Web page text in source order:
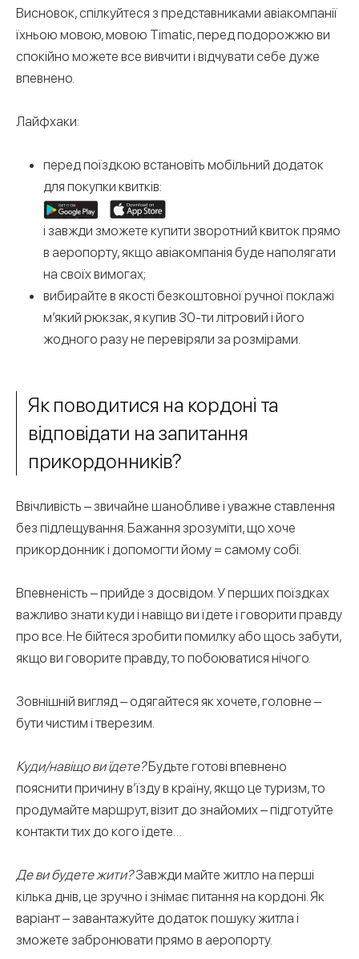
Висновок, спілкуйтеся з представниками авіакомпанії
їхньою мовою, мовою Timatic, перед подорожжю ви
спокійно можете все вивчити і відчувати себе дуже
впевнено.
Лайфхаки:
перед поїздкою встановіть мобільний додаток
для покупки квитків:
і завжди зможете купити зворотний квиток прямо
в аеропорту, якщо авіакомпанія буде наполягати
на своїх вимогах;
вибирайте в якості безкоштовної ручної поклажі
м’який рюкзак, я купив 30-ти літровий і його
жодного разу не перевіряли за розмірами.
Як поводитися на кордоні та
відповідати на запитання
прикордонників?
Ввічливість – звичайне шанобливе і уважне ставлення
без підлещування. Бажання зрозуміти, що хоче
прикордонник і допомогти йому = самому собі.
Впевненість – прийде з досвідом. У перших поїздках
важливо знати куди і навіщо ви їдете і говорити правду
про все. Не бійтеся зробити помилку або щось забути,
якщо ви говорите правду, то побоюватися нічого.
Зовнішній вигляд – одягайтеся як хочете, головне –
бути чистим і тверезим.
Куди/навіщо ви їдете?Будьте готові впевнено
пояснити причину в’їзду в країну, якщо це туризм, то
продумайте маршрут, візит до знайомих – підготуйте
контакти тих до кого їдете…
Де ви будете жити?Завжди майте житло на перші
кілька днів, це зручно і знімає питання на кордоні. Як
варіант – завантажуйте додаток пошуку житла і
зможете забронювати прямо в аеропорту.